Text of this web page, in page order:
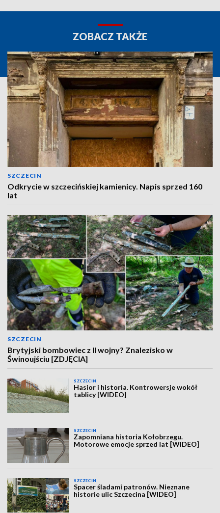
ZOBACZ TAKŻE
SZCZECIN
Odkrycie w szczecińskiej kamienicy. Napis sprzed 160
lat
SZCZECIN
Brytyjski bombowiec z II wojny? Znalezisko w
Świnoujściu [ZDJĘCIA]
SZCZECIN
Hasior i historia. Kontrowersje wokół
tablicy [WIDEO]
SZCZECIN
Zapomniana historia Kołobrzegu.
Motorowe emocje sprzed lat [WIDEO]
SZCZECIN
Spacer śladami patronów. Nieznane
historie ulic Szczecina [WIDEO]